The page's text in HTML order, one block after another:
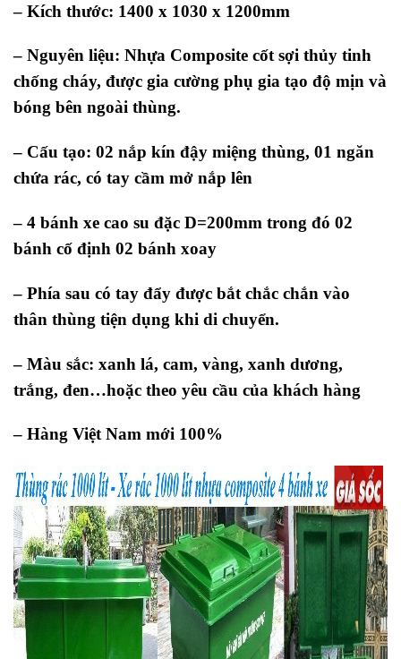
– Kích thước: 1400 x 1030 x 1200mm
– Nguyên liệu: Nhựa Composite cốt sợi thủy tinh
chống cháy, được gia cường phụ gia tạo độ mịn và
bóng bên ngoài thùng.
– Cấu tạo: 02 nắp kín đậy miệng thùng, 01 ngăn
chứa rác, có tay cầm mở nắp lên
– 4 bánh xe cao su đặc D=200mm trong đó 02
bánh cố định 02 bánh xoay
– Phía sau có tay đẩy được bắt chắc chắn vào
thân thùng tiện dụng khi di chuyển.
– Màu sắc: xanh lá, cam, vàng, xanh dương,
trắng, đen…hoặc theo yêu cầu của khách hàng
– Hàng Việt Nam mới 100%